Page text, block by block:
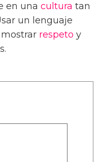
en una cultura tan
un lenguaje
respeto y